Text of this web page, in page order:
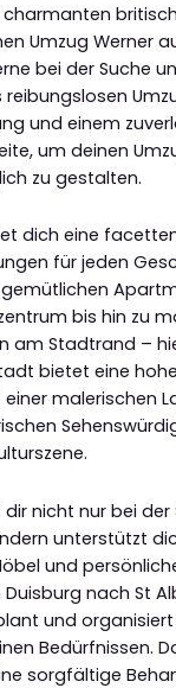
Umzug Werner
bei der Suche
und einem
um deinen
zu gestalten.
dich eine
für jeden
bis hin zu
am Stadtrand –
bietet eine hohe
malerischen
nicht nur bei der
unterstützt
und
nach St
und organisiert
Bedürfnissen.
sorgfältige